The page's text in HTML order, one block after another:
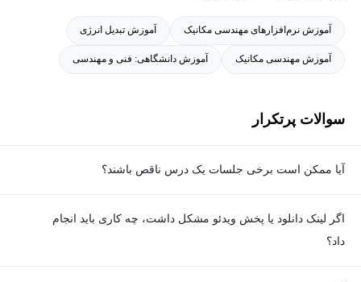
آموزش نرم‌افزارهای مهندسی مکانیک آموزش تبدیل انرژی
آموزش مهندسی مکانیک آموزش دانشگاهی: فنی و مهندسی
سوالات پرتکرار
آیا ممکن است برخی جلسات یک درس ناقص باشند؟
اگر لینک دانلود یا پخش ویدئو مشکل داشت، چه کاری باید انجام
داد؟